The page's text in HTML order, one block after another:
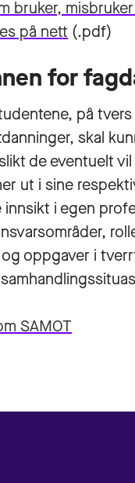
bruker,
på nett (.pdf)
for
på tvers
skal
de eventuelt
ut i sine
innsikt i egen
oppgaver i
SAMOT